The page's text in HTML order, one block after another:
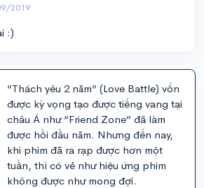
2019
:)
“Thách yêu 2 năm” (Love Battle) vốn
được kỳ vọng tạo được tiếng vang tại
châu Á như “Friend Zone” đã làm
được hồi đầu năm. Nhưng đến nay,
khi phim đã ra rạp được hơn một
tuần, thì có vẻ như hiệu ứng phim
không được như mong đợi.